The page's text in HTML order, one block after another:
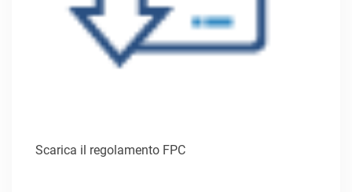
Scarica il regolamento FPC